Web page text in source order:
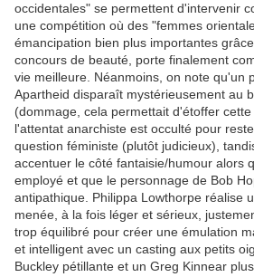
occidentales" se permettent d'intervenir
une compétition où des "femmes
émancipation bien plus importantes
concours de beauté, porte finalement
vie meilleure. Néanmoins, on note qu'un
Apartheid disparaît mystérieusement au
(dommage, cela permettait d'étoffer
l'attentat anarchiste est occulté pour
question féministe (plutôt judicieux),
accentuer le côté fantaisie/humour alors
employé et que le personnage de Bob
antipathique. Philippa Lowthorpe réalise
menée, à la fois léger et sérieux,
trop équilibré pour créer une émulation
et intelligent avec un casting aux petits
Buckley pétillante et un Greg Kinnear